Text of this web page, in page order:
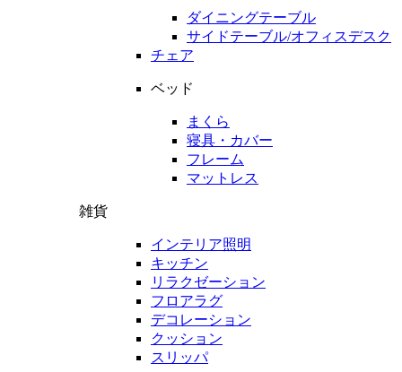
ダイニングテーブル
サイドテーブル/オフィスデスク
チェア
ベッド
まくら
寝具・カバー
フレーム
マットレス
雑貨
インテリア照明
キッチン
リラクゼーション
フロアラグ
デコレーション
クッション
スリッパ